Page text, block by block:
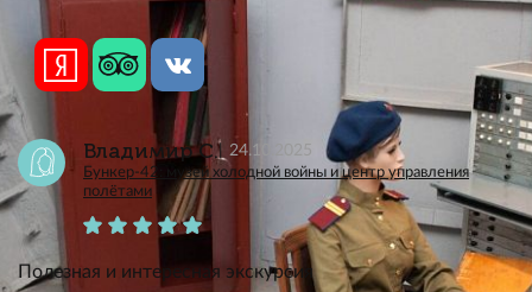
Владимир С. 24.10.2025
Бункер-42: музей холодной войны и центр управления
полётами
Полезная и интересная экскурсия